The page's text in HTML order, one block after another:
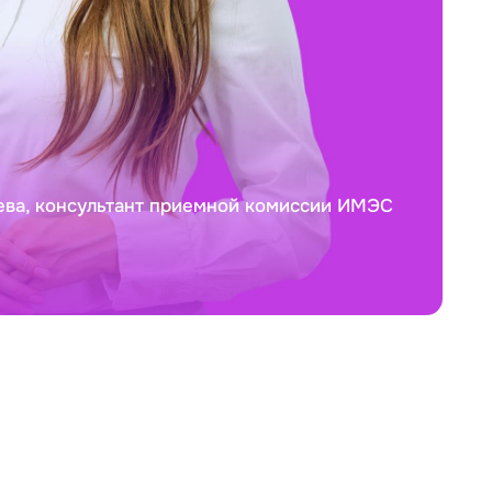
консультант приемной комиссии ИМЭС